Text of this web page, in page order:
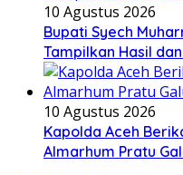
10 Agustus 2026
Bupati Syech
Tampilkan Hasil
10 Agustus 2026
Kapolda Aceh
Almarhum Pratu